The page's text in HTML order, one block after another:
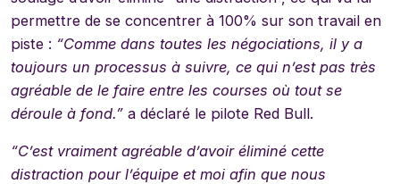
permettre de se concentrer à 100% sur son travail en
piste : “Comme dans toutes les négociations, il y a
toujours un processus à suivre, ce qui n’est pas très
agréable de le faire entre les courses où tout se
déroule à fond.” a déclaré le pilote Red Bull.
“C’est vraiment agréable d’avoir éliminé cette
distraction pour l’équipe et moi afin que nous